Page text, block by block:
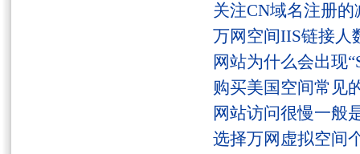
关注CN域名注册
万网空间IIS链接人
网站为什么会出现
购买美国空间常见
网站访问很慢一般
选择万网虚拟空间